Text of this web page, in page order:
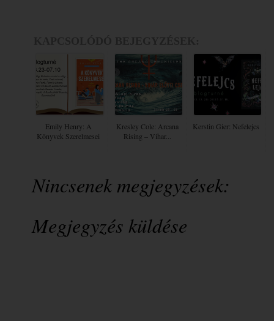
Emily Henry: A
Könyvek Szerelmesei
Kresley Cole: Arcana
Rising – Vihar...
Kerstin Gier: Nefelejcs
Nincsenek megjegyzések:
Megjegyzés küldése